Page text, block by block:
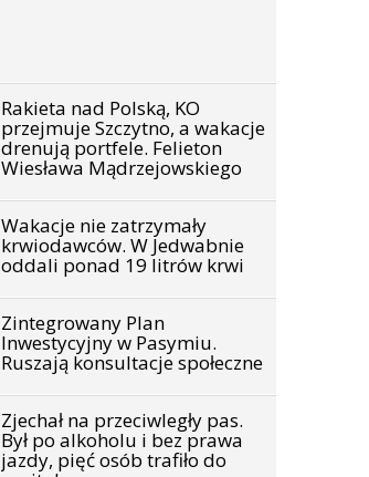
Rakieta nad Polską, KO
przejmuje Szczytno, a wakacje
drenują portfele. Felieton
Wiesława Mądrzejowskiego
Wakacje nie zatrzymały
krwiodawców. W Jedwabnie
oddali ponad 19 litrów krwi
Zintegrowany Plan
Inwestycyjny w Pasymiu.
Ruszają konsultacje społeczne
Zjechał na przeciwległy pas.
Był po alkoholu i bez prawa
jazdy, pięć osób trafiło do